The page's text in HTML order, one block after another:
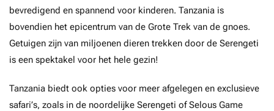
bevredigend en spannend voor kinderen. Tanzania is
bovendien het epicentrum van de Grote Trek van de gnoes.
Getuigen zijn van miljoenen dieren trekken door de Serengeti
is een spektakel voor het hele gezin!
Tanzania biedt ook opties voor meer afgelegen en exclusieve
safari’s, zoals in de noordelijke Serengeti of Selous Game